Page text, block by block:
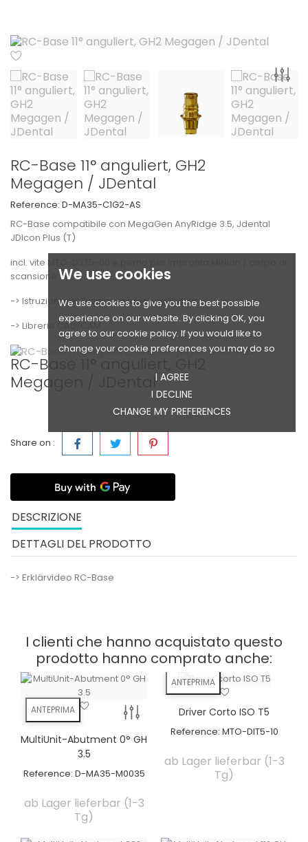
We use cookies
We use cookies to give you the best possible
experience on our website. By clicking OK, you
agree to our cookie policy. If you would like to
change your cookie preferences you may do so
I AGREE
I DECLINE
CHANGE MY PREFERENCES
RC-Base 11° anguliert, GH2
Megagen / JDental
Reference: D-MA35-C1G2-AS
RC-Base compatibile con MegaGen AnyRidge 3.5, Jdental
JDIcon Plus (T)
incl. vite MTO-D2T5-60 e perno per impronta MiNion / corpo di
scansione
-> Istruzioni per l'uso con video esplicativo
-> Librerie CAD/CAM
RC-Base 11° anguliert, GH2
Megagen / JDental
Share on :
DESCRIZIONE
DETTAGLI DEL PRODOTTO
-> Erklärvideo RC-Base
I clienti che hanno acquistato questo
prodotto hanno comprato anche:
ANTEPRIMA
MultiUnit-Abutment 0° GH
3.5
Reference: D-MA35-M0035
ab Lager lieferbar (1-3
Tg)
ANTEPRIMA
Driver Corto ISO T5
Reference: MTO-DIT5-10
ab Lager lieferbar (1-3
Tg)